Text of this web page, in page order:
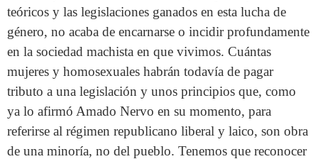
teóricos y las legislaciones ganados en esta lucha de
género, no acaba de encarnarse o incidir profundamente
en la sociedad machista en que vivimos. Cuántas
mujeres y homosexuales habrán todavía de pagar
tributo a una legislación y unos principios que, como
ya lo afirmó Amado Nervo en su momento, para
referirse al régimen republicano liberal y laico, son obra
de una minoría, no del pueblo. Tenemos que reconocer